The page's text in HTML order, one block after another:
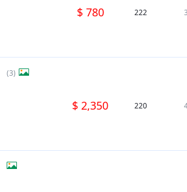
$ 780 222
(3)
$ 2,350 220